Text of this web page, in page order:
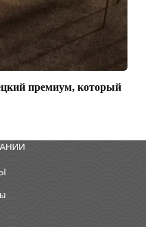
премиум, который